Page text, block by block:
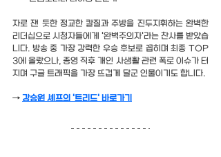
자로 잰 듯한 정교한 칼질과 주방을 진두지휘하는 완벽한
리더십으로 시청자들에게 '완벽주의자'라는 찬사를 받았습
니다. 방송 중 가장 강력한 우승 후보로 꼽히며 최종 TOP
3에 올랐으나, 종영 직후 개인 사생활 관련 폭로 이슈가 터
지며 구글 트래픽을 가장 뜨겁게 달군 인물이기도 합니다.
→ 강승원 셰프의 '트리드' 바로가기